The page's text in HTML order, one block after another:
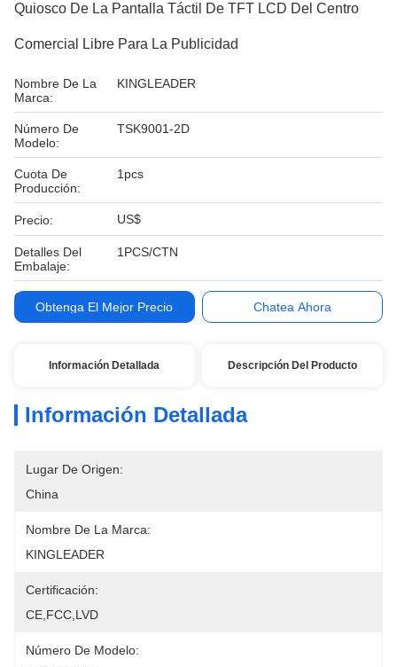
Quiosco De La Pantalla Táctil De TFT LCD Del Centro
Comercial Libre Para La Publicidad
Nombre De La
Marca:
KINGLEADER
Número De
Modelo:
TSK9001-2D
Cuota De
Producción:
1pcs
Precio: US$
Detalles Del
Embalaje:
1PCS/CTN
Condiciones De
Pago:Obtenga El Mejor Precio Chatea Ahora
Información Detallada Descripción Del Producto
Información Detallada
Lugar De Origen:
China
Nombre De La Marca:
KINGLEADER
Certificación:
CE,FCC,LVD
Número De Modelo: